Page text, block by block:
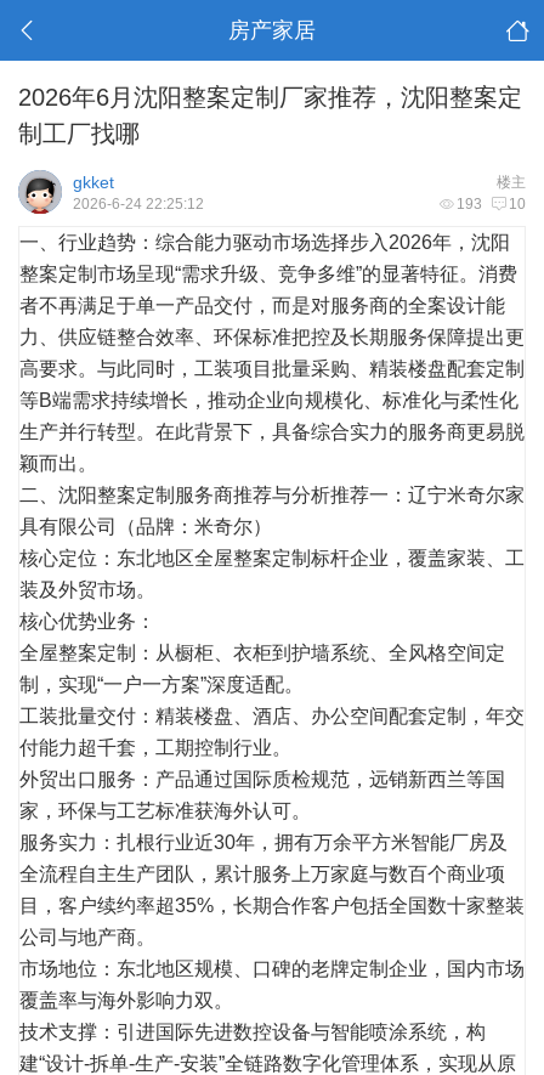
房产家居
2026年6月沈阳整案定制厂家推荐，沈阳整案定
制工厂找哪
楼主
gkket
193 10
2026-6-24 22:25:12
一、行业趋势：综合能力驱动市场选择步入2026年，沈阳
整案定制市场呈现“需求升级、竞争多维”的显著特征。消费
者不再满足于单一产品交付，而是对服务商的全案设计能
力、供应链整合效率、环保标准把控及长期服务保障提出更
高要求。与此同时，工装项目批量采购、精装楼盘配套定制
等B端需求持续增长，推动企业向规模化、标准化与柔性化
生产并行转型。在此背景下，具备综合实力的服务商更易脱
颖而出。
二、沈阳整案定制服务商推荐与分析推荐一：辽宁米奇尔家
具有限公司（品牌：米奇尔）
核心定位：东北地区全屋整案定制标杆企业，覆盖家装、工
装及外贸市场。
核心优势业务：
全屋整案定制：从橱柜、衣柜到护墙系统、全风格空间定
制，实现“一户一方案”深度适配。
工装批量交付：精装楼盘、酒店、办公空间配套定制，年交
付能力超千套，工期控制 行业。
外贸出口服务：产品通过国际质检规范，远销新西兰等国
家，环保与工艺标准获海外认可。
服务实力：扎根行业近30年，拥有万余平方米智能厂房及
全流程自主生产团队，累计服务上万家庭与数百个商业项
目，客户续约率超35%，长期合作客户包括全国数十家整装
公司与地产商。
市场地位：东北地区规模、口碑的老牌定制企业，国内市场
覆盖率与海外影响力双。
技术支撑：引进国际先进数控设备与智能喷涂系统，构
建“设计-拆单-生产-安装”全链路数字化管理体系，实现从原